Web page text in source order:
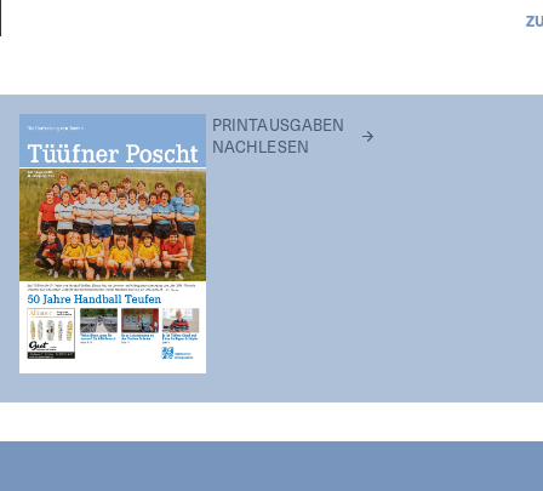
PRINTAUSGABEN
NACHLESEN